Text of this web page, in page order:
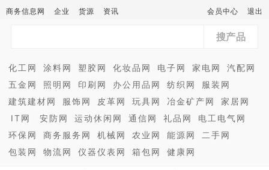
商务信息网 企业 货源 资讯 会员中心 退出
搜产品
化工网 涂料网 塑胶网 化妆品网 电子网 家电网
汽配网
五金网
照明网 印刷网 办公用品网 纺织网
服装网
建筑建材网
服饰网 皮革网 玩具网 冶金矿产网
家居网
IT网
安防网 运动休闲网 通信网 礼品网
电工电气网
环保网
商务服务网 机械网 农业网 能源网
二手网
包装网
物流网 仪器仪表网 箱包网 健康网